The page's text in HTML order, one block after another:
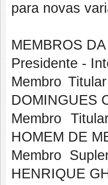
para novas
MEMBROS
Presidente -
Membro
DOMINGUES
Membro
HOMEM DE
Membro
HENRIQUE